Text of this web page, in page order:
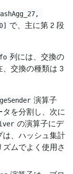
で、主に第 2 段
列には、交換の
交換の種類は 3
演算子
を分割し、次に
の演算子にデ
は、ハッシュ集計
ムでよく使用さ